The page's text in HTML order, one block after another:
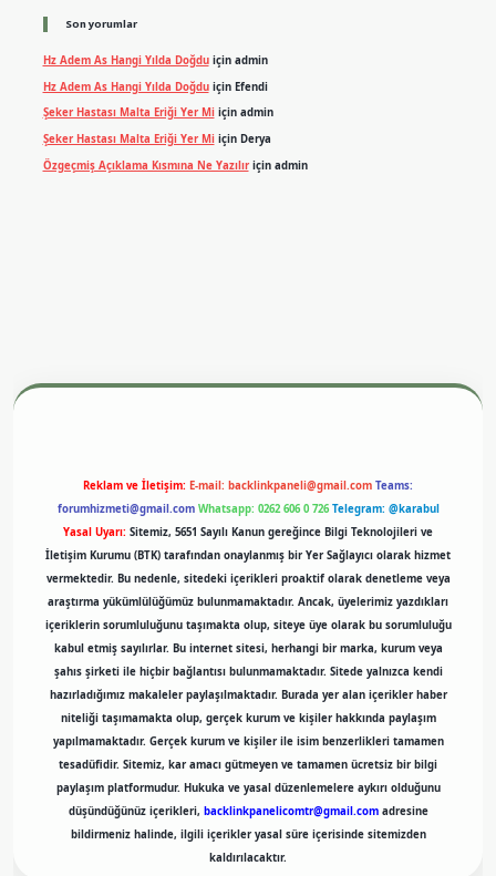
Son yorumlar
Hz Adem As Hangi Yılda Doğduiçin admin
Hz Adem As Hangi Yılda Doğduiçin Efendi
Şeker Hastası Malta Eriği Yer Miiçin admin
Şeker Hastası Malta Eriği Yer Miiçin Derya
Özgeçmiş Açıklama Kısmına Ne Yazılıriçin admin
Reklam ve İletişim: E-mail: backlinkpaneli@gmail.com Teams:
forumhizmeti@gmail.com Whatsapp: 0262 606 0 726 Telegram: @karabul
Yasal Uyarı: Sitemiz, 5651 Sayılı Kanun gereğince Bilgi Teknolojileri ve
İletişim Kurumu (BTK) tarafından onaylanmış bir Yer Sağlayıcı olarak hizmet
vermektedir. Bu nedenle, sitedeki içerikleri proaktif olarak denetleme veya
araştırma yükümlülüğümüz bulunmamaktadır. Ancak, üyelerimiz yazdıkları
içeriklerin sorumluluğunu taşımakta olup, siteye üye olarak bu sorumluluğu
kabul etmiş sayılırlar. Bu internet sitesi, herhangi bir marka, kurum veya
şahıs şirketi ile hiçbir bağlantısı bulunmamaktadır. Sitede yalnızca kendi
hazırladığımız makaleler paylaşılmaktadır. Burada yer alan içerikler haber
niteliği taşımamakta olup, gerçek kurum ve kişiler hakkında paylaşım
yapılmamaktadır. Gerçek kurum ve kişiler ile isim benzerlikleri tamamen
tesadüfidir. Sitemiz, kar amacı gütmeyen ve tamamen ücretsiz bir bilgi
paylaşım platformudur. Hukuka ve yasal düzenlemelere aykırı olduğunu
düşündüğünüz içerikleri, backlinkpanelicomtr@gmail.comadresine
bildirmeniz halinde, ilgili içerikler yasal süre içerisinde sitemizden
kaldırılacaktır.